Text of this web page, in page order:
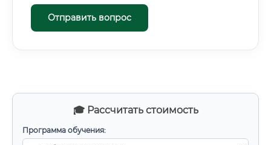
🎓 Рассчитать стоимость
Программа обучения:
Отправить вопрос